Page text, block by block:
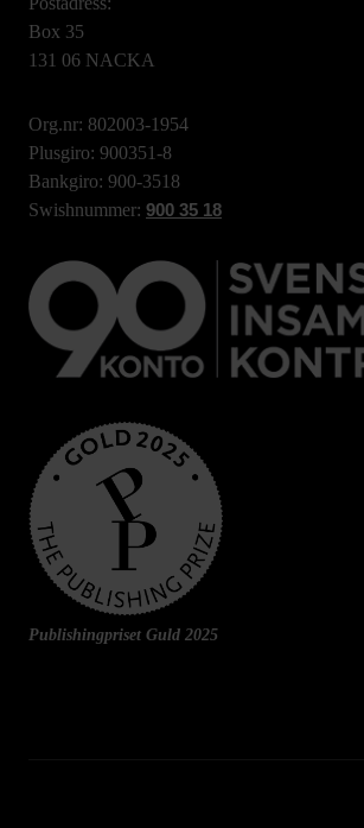
Box 35
131 06 NACKA
Org.nr: 802003-1954
Plusgiro: 900351-8
Bankgiro: 900-3518
Swishnummer: 900 35 18
Publishingpriset Guld 2025